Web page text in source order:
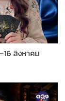
สิงหาคม